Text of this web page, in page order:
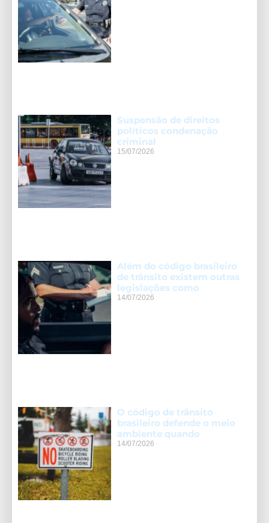
Suspensão de direitos
políticos condenação
criminal
15/07/2026
Além do código brasileiro
de trânsito existem outras
legislações como
14/07/2026
O código de trânsito
brasileiro defende o meio
ambiente quando
14/07/2026